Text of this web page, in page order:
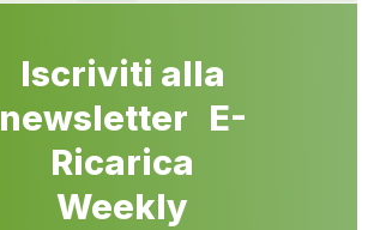
Iscriviti alla
newsletter E-
Ricarica
Weekly